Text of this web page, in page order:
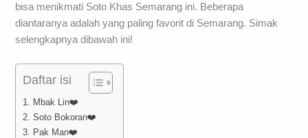
bisa menikmati Soto Khas Semarang ini. Beberapa
diantaranya adalah yang paling favorit di Semarang. Simak
selengkapnya dibawah ini!
Daftar isi
1. Mbak Lin❤️
2. Soto Bokoran❤️
3. Pak Man❤️